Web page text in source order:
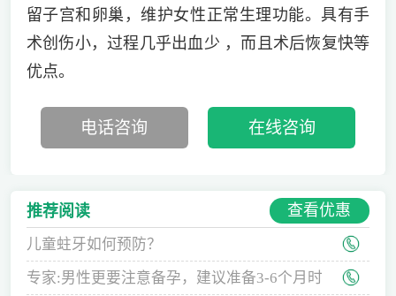
留子宫和卵巢，维护女性正常生理功能。具有手
术创伤小，过程几乎出血少 ，而且术后恢复快等
优点。
电话咨询 在线咨询
推荐阅读 查看优惠
儿童蛀牙如何预防？
专家:男性更要注意备孕，建议准备3-6个月时